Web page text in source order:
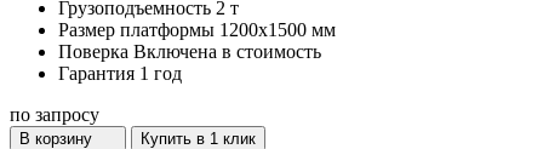
Грузоподъемность 2 т
Размер платформы 1200х1500 мм
Поверка Включена в стоимость
Гарантия 1 год
по запросу
В корзину Купить в 1 клик